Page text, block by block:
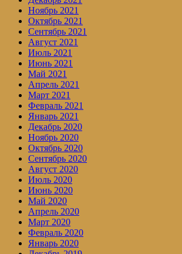
Ноябрь 2021
Октябрь 2021
Сентябрь 2021
Август 2021
Июль 2021
Июнь 2021
Май 2021
Апрель 2021
Март 2021
Февраль 2021
Январь 2021
Декабрь 2020
Ноябрь 2020
Октябрь 2020
Сентябрь 2020
Август 2020
Июль 2020
Июнь 2020
Май 2020
Апрель 2020
Март 2020
Февраль 2020
Январь 2020